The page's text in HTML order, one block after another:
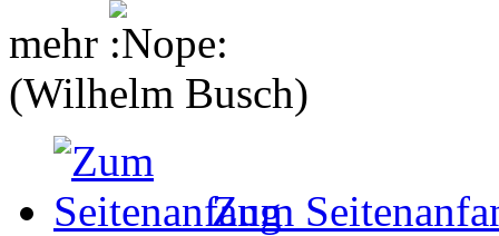
mehr
(Wilhelm Busch)
Zum